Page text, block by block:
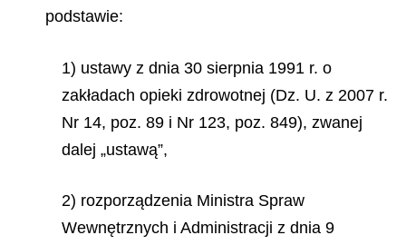
podstawie:
1) ustawy z dnia 30 sierpnia 1991 r. o
zakładach opieki zdrowotnej (Dz. U. z 2007 r.
Nr 14, poz. 89 i Nr 123, poz. 849), zwanej
dalej „ustawą”,
2) rozporządzenia Ministra Spraw
Wewnętrznych i Administracji z dnia 9